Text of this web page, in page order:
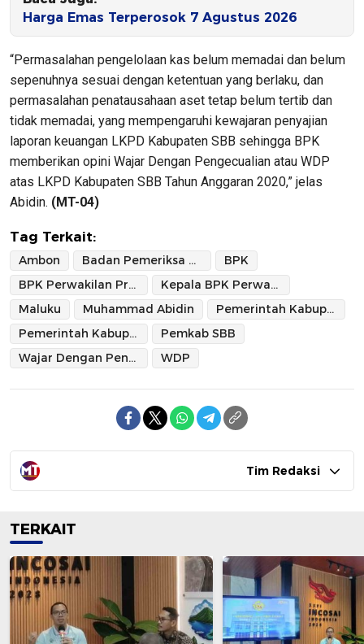
Harga Emas Terperosok 7 Agustus 2026
“Permasalahan pengelolaan kas belum memadai dan belum
sepenuhnya sesuai dengan ketentuan yang berlaku, dan
permasalahan penatausahaan aset tetap belum tertib dan
tidak memadai, yang mempengaruhi kewajaran penyajian
laporan keuangan LKPD Kabupaten SBB sehingga BPK
memberikan opini Wajar Dengan Pengecualian atau WDP
atas LKPD Kabupaten SBB Tahun Anggaran 2020,” jelas
Abidin. (MT-04)
Tag Terkait:
Ambon Badan Pemeriksa Keuangan
BPK
BPK Perwakilan Provinsi Maluku
Kepala BPK Perwakilan Provinsi Maluku
Maluku
Muhammad Abidin
Pemerintah Kabupaten SBB
Pemerintah Kabupaten Seram Bagian Barat
Pemkab SBB
Wajar Dengan Pengecualian
WDP
Tim Redaksi
TERKAIT